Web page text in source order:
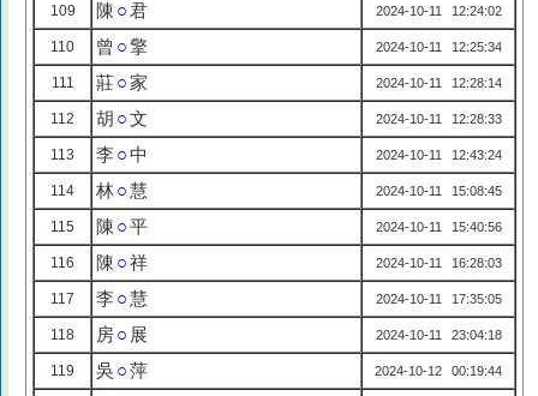
109 陳 ○君 2024-10-11 12:24:02
110 曾 ○擎 2024-10-11 12:25:34
111 莊○家 2024-10-11 12:28:14
112 胡 ○文 2024-10-11 12:28:33
113 李○中 2024-10-11 12:43:24
114 林○慧 2024-10-11 15:08:45
115 陳 ○平 2024-10-11 15:40:56
116 陳 ○祥 2024-10-11 16:28:03
117 李○慧 2024-10-11 17:35:05
118 房○ 展 2024-10-11 23:04:18
119 吳 ○萍 2024-10-12 00:19:44